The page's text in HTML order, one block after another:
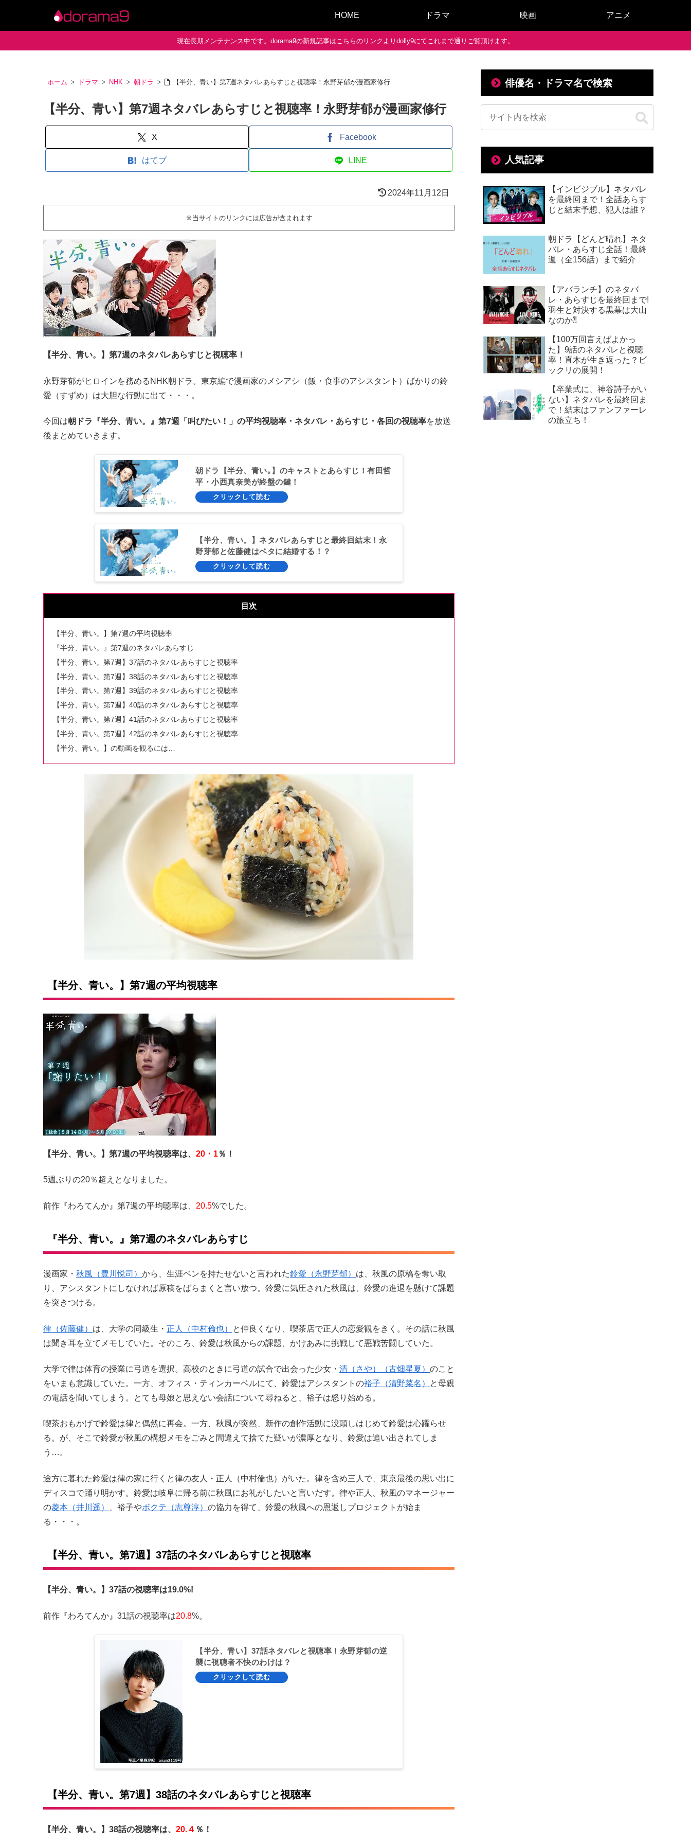
HOME ドラマ 映画 アニメ
現在長期メンテナンス中です。dorama9の新規記事はこちらのリンクよりdolly9にてこれまで通りご覧頂けます。
ホーム ドラマ NHK 朝ドラ 【半分、青い】第7週ネタバレあらすじと視聴率！永野芽郁が漫画家修行
【半分、青い】第7週ネタバレあらすじと視聴率！永野芽郁が漫画家修行
X Facebook
はてブ LINE
2024年11月12日
※当サイトのリンクには広告が含まれます
【半分、青い。】第7週のネタバレあらすじと視聴率！
永野芽郁がヒロインを務めるNHK朝ドラ。東京編で漫画家のメシアシ（飯・食事のアシスタント）ばかりの鈴
愛（すずめ）は大胆な行動に出て・・・。
今回は朝ドラ『半分、青い。』第7週「叫びたい！」の平均視聴率・ネタバレ・あらすじ・各回の視聴率を放送
後まとめていきます。
朝ドラ【半分、青い｡】のキャストとあらすじ！有田哲
平・小西真奈美が終盤の鍵！
【半分、青い。】ネタバレあらすじと最終回結末！永
野芽郁と佐藤健はベタに結婚する！？
目次
【半分、青い。】第7週の平均視聴率
『半分、青い。』第7週のネタバレあらすじ
【半分、青い。第7週】37話のネタバレあらすじと視聴率
【半分、青い。第7週】38話のネタバレあらすじと視聴率
【半分、青い。第7週】39話のネタバレあらすじと視聴率
【半分、青い。第7週】40話のネタバレあらすじと視聴率
【半分、青い。第7週】41話のネタバレあらすじと視聴率
【半分、青い。第7週】42話のネタバレあらすじと視聴率
【半分、青い。】の動画を観るには…
【半分、青い。】第7週の平均視聴率
【半分、青い。】第7週の平均視聴率は、 20・1％！
5週ぶりの20％超えとなりました。
前作『わろてんか』第7週の平均聴率は、 20.5%でした。
『半分、青い。』第7週のネタバレあらすじ
漫画家・ 秋風（豊川悦司） から、生涯ペンを持たせないと言われた鈴愛（永野芽郁） は、秋風の原稿を奪い取
り、アシスタントにしなければ原稿をばらまくと言い放つ。鈴愛に気圧された秋風は、鈴愛の進退を懸けて課題
を突きつける。
律（佐藤健） は、大学の同級生・ 正人（中村倫也）
と仲良くなり、喫茶店で正人の恋愛観をきく。その話に秋風
は聞き耳を立てメモしていた。そのころ、鈴愛は秋風からの課題、かけあみに挑戦して悪戦苦闘していた。
大学で律は体育の授業に弓道を選択。高校のときに弓道の試合で出会った少女・ 清（さや）（古畑星夏） のこと
をいまも意識していた。一方、オフィス・ティンカーベルにて、鈴愛はアシスタントの裕子（清野菜名）
と母親
の電話を聞いてしまう。とても母娘と思えない会話について尋ねると、裕子は怒り始める。
喫茶おもかげで鈴愛は律と偶然に再会。一方、秋風が突然、新作の創作活動に没頭しはじめて鈴愛は心躍らせ
る。が、そこで鈴愛が秋風の構想メモをごみと間違えて捨てた疑いが濃厚となり、鈴愛は追い出されてしま
う…。
途方に暮れた鈴愛は律の家に行くと律の友人・正人（中村倫也）がいた。律を含め三人で、東京最後の思い出に
ディスコで踊り明かす。鈴愛は岐阜に帰る前に秋風にお礼がしたいと言いだす。律や正人、秋風のマネージャー
の菱本（井川遥） 、裕子やボクテ（志尊淳） の協力を得て、鈴愛の秋風への恩返しプロジェクトが始ま
る・・・。
【半分、青い。第7週】37話のネタバレあらすじと視聴率
【半分、青い。】37話の視聴率は19.0%!
前作『わろてんか』31話の視聴率は20.8%。
【半分、青い】37話ネタバレと視聴率！永野芽郁の逆
襲に視聴者不快のわけは？
【半分、青い。第7週】38話のネタバレあらすじと視聴率
【半分、青い。】38話の視聴率は、 20.４ ％！
俳優名・ドラマ名で検索
人気記事
【インビジブル】ネタバレ
を最終回まで！全話あらす
じと結末予想、犯人は誰？
朝ドラ【どんど晴れ】ネタ
バレ・あらすじ全話！最終
週（全156話）まで紹介
【アバランチ】のネタバ
レ・あらすじを最終回まで!
羽生と対決する黒幕は大山
なのか⁈
【100万回言えばよかっ
た】9話のネタバレと視聴
率！直木が生き返った？ビ
ックリの展開！
【卒業式に、神谷詩子がい
ない】ネタバレを最終回ま
で！結末はファンファーレ
の旅立ち！